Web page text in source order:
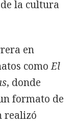
la cultura
en
comoEl
, donde
formato de
realizó